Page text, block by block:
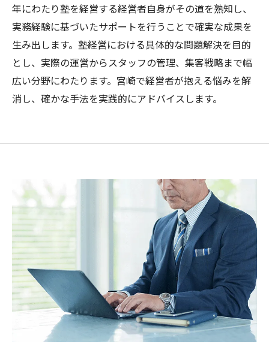
年にわたり塾を経営する経営者自身がその道を熟知し、
実務経験に基づいたサポートを行うことで確実な成果を
生み出します。塾経営における具体的な問題解決を目的
とし、実際の運営からスタッフの管理、集客戦略まで幅
広い分野にわたります。宮崎で経営者が抱える悩みを解
消し、確かな手法を実践的にアドバイスします。